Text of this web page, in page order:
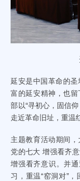
延安是中国革命的
富的延安精神，也
部以“寻初心，固信
走近革命旧址，重温
主题教育活动期间
党的七大 增强看齐
增强看齐意识。并
习，重温“窑洞对”，